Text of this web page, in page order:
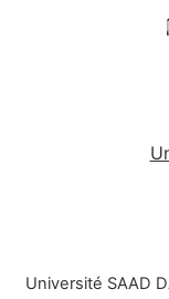
Université SAAD